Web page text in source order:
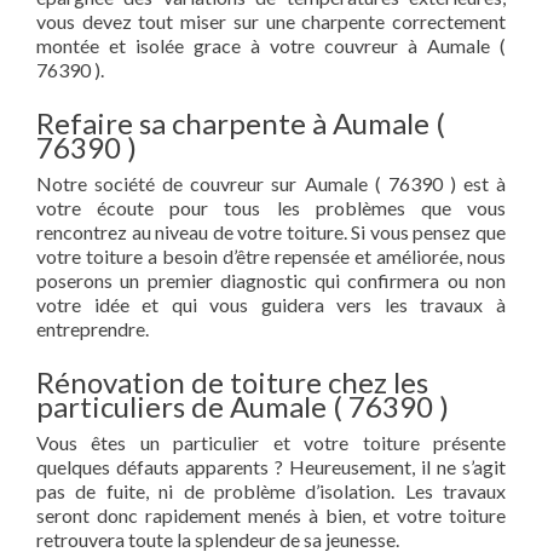
vous devez tout miser sur une charpente correctement
montée et isolée grace à votre couvreur à Aumale (
76390 ).
Refaire sa charpente à Aumale (
76390 )
Notre société de couvreur sur Aumale ( 76390 ) est à
votre écoute pour tous les problèmes que vous
rencontrez au niveau de votre toiture. Si vous pensez que
votre toiture a besoin d’être repensée et améliorée, nous
poserons un premier diagnostic qui confirmera ou non
votre idée et qui vous guidera vers les travaux à
entreprendre.
Rénovation de toiture chez les
particuliers de Aumale ( 76390 )
Vous êtes un particulier et votre toiture présente
quelques défauts apparents ? Heureusement, il ne s’agit
pas de fuite, ni de problème d’isolation. Les travaux
seront donc rapidement menés à bien, et votre toiture
retrouvera toute la splendeur de sa jeunesse.